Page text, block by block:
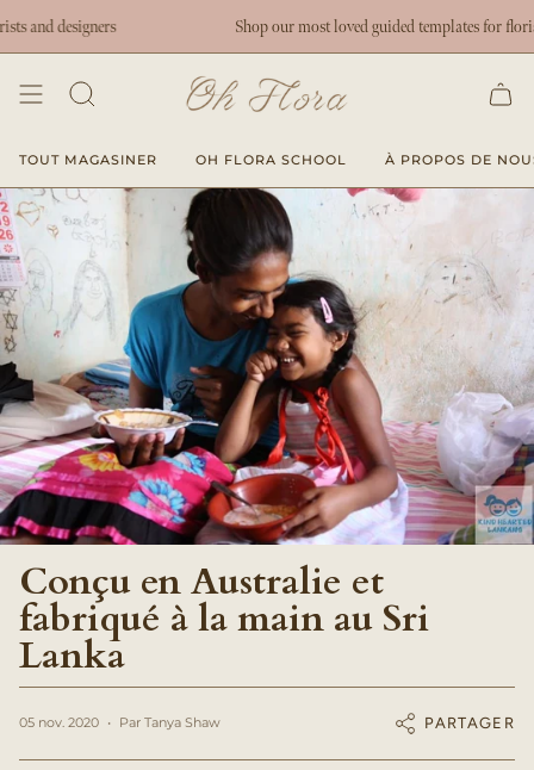
au
page
designers Shop our most loved guided templates for florists
TOUT MAGASINER OH FLORA SCHOOL À PROPOS DE
Conçu en Australie et
fabriqué à la main au Sri
Lanka
05 nov. 2020 Par Tanya Shaw PARTAGER